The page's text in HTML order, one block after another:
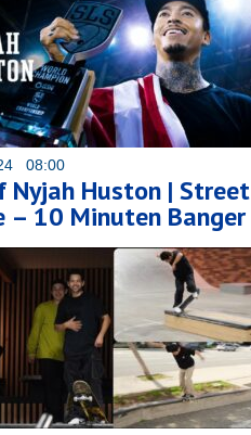
08:00
Nyjah Huston | Street
– 10 Minuten Banger